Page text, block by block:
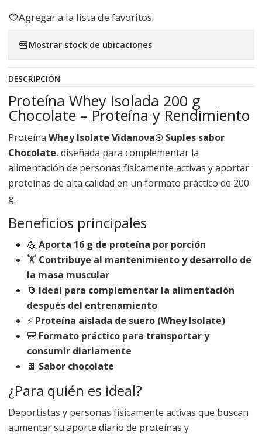
Agregar a la lista de favoritos
Mostrar stock de ubicaciones
DESCRIPCIÓN
Proteína Whey Isolada 200 g
Chocolate – Proteína y Rendimiento
Proteína Whey Isolate Vidanova® Suples sabor
Chocolate, diseñada para complementar la
alimentación de personas físicamente activas y aportar
proteínas de alta calidad en un formato práctico de 200
g.
Beneficios principales
💪 Aporta 16 g de proteína por porción
🏋️ Contribuye al mantenimiento y desarrollo de
la masa muscular
🔄 Ideal para complementar la alimentación
después del entrenamiento
⚡ Proteína aislada de suero (Whey Isolate)
🎒 Formato práctico para transportar y
consumir diariamente
🍫 Sabor chocolate
¿Para quién es ideal?
Deportistas y personas físicamente activas que buscan
aumentar su aporte diario de proteínas y